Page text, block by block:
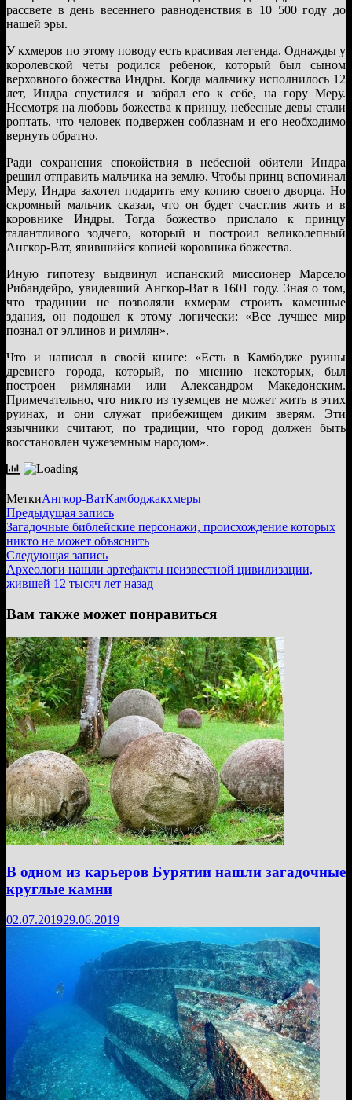
рассвете в день весеннего равноденствия в 10 500 году до
нашей эры.
У кхмеров по этому поводу есть красивая легенда. Однажды у
королевской четы родился ребенок, который был сыном
верховного божества Индры. Когда мальчику исполнилось 12
лет, Индра спустился и забрал его к себе, на гору Меру.
Несмотря на любовь божества к принцу, небесные девы стали
роптать, что человек подвержен соблазнам и его необходимо
вернуть обратно.
Ради сохранения спокойствия в небесной обители Индра
решил отправить мальчика на землю. Чтобы принц вспоминал
Меру, Индра захотел подарить ему копию своего дворца. Но
скромный мальчик сказал, что он будет счастлив жить и в
коровнике Индры. Тогда божество прислало к принцу
талантливого зодчего, который и построил великолепный
Ангкор-Ват, явившийся копией коровника божества.
Иную гипотезу выдвинул испанский миссионер Марсело
Рибандейро, увидевший Ангкор-Ват в 1601 году. Зная о том,
что традиции не позволяли кхмерам строить каменные
здания, он подошел к этому логически: «Все лучшее мир
познал от эллинов и римлян».
Что и написал в своей книге: «Есть в Камбодже руины
древнего города, который, по мнению некоторых, был
построен римлянами или Александром Македонским.
Примечательно, что никто из туземцев не может жить в этих
руинах, и они служат прибежищем диким зверям. Эти
язычники считают, по традиции, что город должен быть
восстановлен чужеземным народом».
МеткиАнгкор-ВатКамбоджакхмеры
Навигация
по
записям
Предыдущая записьПредыдущая
запись:
Загадочные библейские персонажи, происхождение которых
никто не может объяснить
Следующая записьСледующая
запись:
Археологи нашли артефакты неизвестной цивилизации,
жившей 12 тысяч лет назад
Вам также может понравиться
В одном из карьеров Бурятии нашли загадочные
круглые камни
02.07.201929.06.2019